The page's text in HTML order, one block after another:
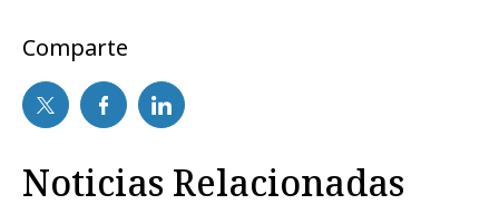
Comparte
Noticias Relacionadas